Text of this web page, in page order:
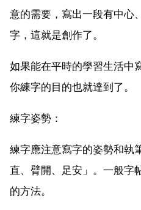
意的需要，寫出一段有中心
字，這就是創作了。
如果能在平時的學習生活中
你練字的目的也就達到了。
練字姿勢：
練字應注意寫字的姿勢和執
直、臂開、足安」。一般字
的方法。